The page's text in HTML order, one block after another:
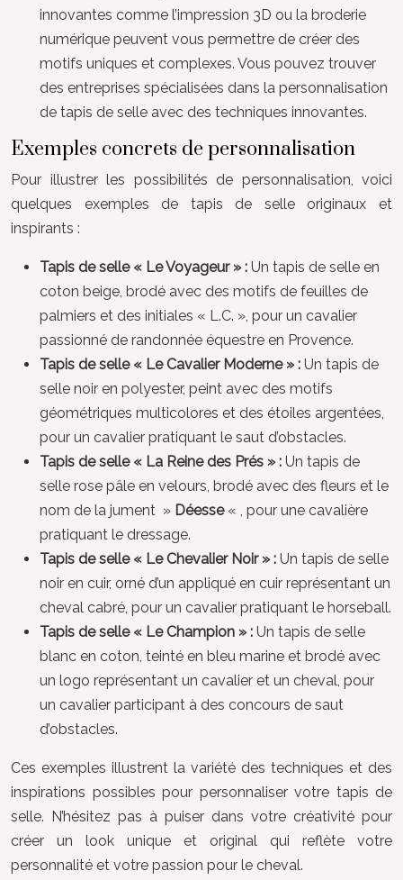
innovantes comme l’impression 3D ou la broderie
numérique peuvent vous permettre de créer des
motifs uniques et complexes. Vous pouvez trouver
des entreprises spécialisées dans la personnalisation
de tapis de selle avec des techniques innovantes.
Exemples concrets de personnalisation
Pour illustrer les possibilités de personnalisation, voici
quelques exemples de tapis de selle originaux et
inspirants :
Tapis de selle « Le Voyageur » : Un tapis de selle en
coton beige, brodé avec des motifs de feuilles de
palmiers et des initiales « L.C. », pour un cavalier
passionné de randonnée équestre en Provence.
Tapis de selle « Le Cavalier Moderne » : Un tapis de
selle noir en polyester, peint avec des motifs
géométriques multicolores et des étoiles argentées,
pour un cavalier pratiquant le saut d’obstacles.
Tapis de selle « La Reine des Prés » : Un tapis de
selle rose pâle en velours, brodé avec des fleurs et le
nom de la jument » Déesse « , pour une cavalière
pratiquant le dressage.
Tapis de selle « Le Chevalier Noir » : Un tapis de selle
noir en cuir, orné d’un appliqué en cuir représentant un
cheval cabré, pour un cavalier pratiquant le horseball.
Tapis de selle « Le Champion » : Un tapis de selle
blanc en coton, teinté en bleu marine et brodé avec
un logo représentant un cavalier et un cheval, pour
un cavalier participant à des concours de saut
d’obstacles.
Ces exemples illustrent la variété des techniques et des
inspirations possibles pour personnaliser votre tapis de
selle. N’hésitez pas à puiser dans votre créativité pour
créer un look unique et original qui reflète votre
personnalité et votre passion pour le cheval.